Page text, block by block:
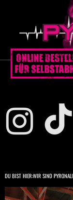
DU BIST HIER:WIR SIND